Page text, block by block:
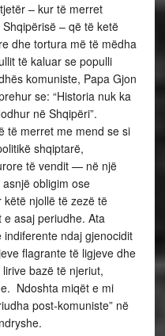
– kur të merret
– që të ketë
dhe tortura më të mëdha
të kaluar se populli
komuniste, Papa Gjon
se: “Historia nuk ka
në Shqipëri”.
të merret me mend se si
shqiptarë,
të vendit — në një
obligim ose
njollë të zezë të
asaj periudhe. Ata
ndaj gjenocidit
flagrante të ligjeve dhe
bazë të njeriut,
Ndoshta miqët e mi
post-komuniste” në